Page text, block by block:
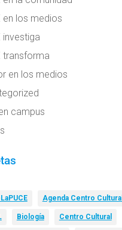
en los medios
investiga
transforma
en los medios
campus
Agenda Centro Cultural
Biología Centro Cultural